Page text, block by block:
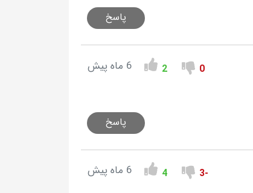
پاسخ
0
2 6 ماه پیش
پاسخ
-3
4 6 ماه پیش